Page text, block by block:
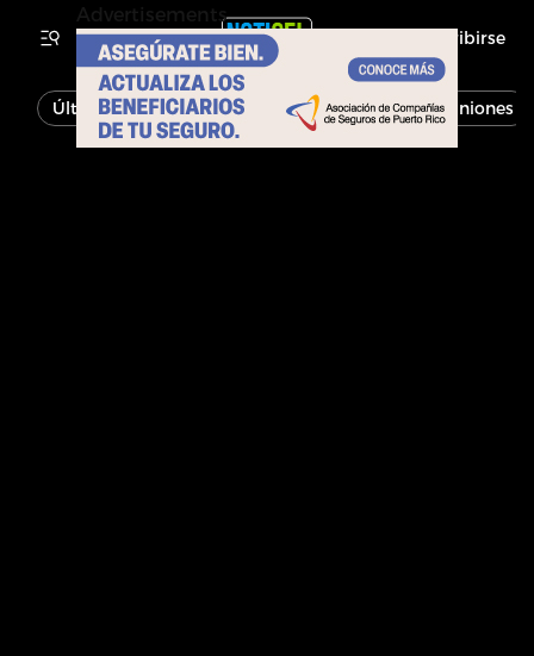
Inscribirse
Última Hora Noticias Economía Opiniones
Advertisements